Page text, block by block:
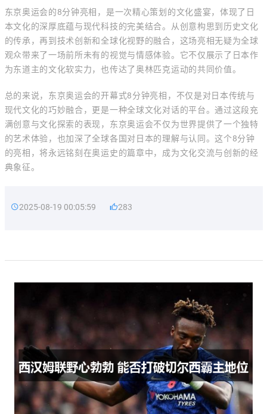
东京奥运会的8分钟亮相，是一次精心策划的文化盛宴，体现了日
本文化的深厚底蕴与现代科技的完美结合。从创意构思到历史文化
的传承，再到技术创新和全球化视野的融合，这场亮相无疑为全球
观众带来了一场前所未有的视觉与情感体验。它不仅展示了日本作
为东道主的文化软实力，也传达了奥林匹克运动的共同价值。
总的来说，东京奥运会的开幕式8分钟亮相，不仅是对日本传统与
现代文化的巧妙融合，更是一种全球文化对话的平台。通过这段充
满创意与文化探索的表现，东京奥运会不仅为世界提供了一个独特
的艺术体验，也加深了全球各国对日本的理解与认同。这个8分钟
的亮相，将永远铭刻在奥运史的篇章中，成为文化交流与创新的经
典象征。
2025-08-19 00:05:59 283